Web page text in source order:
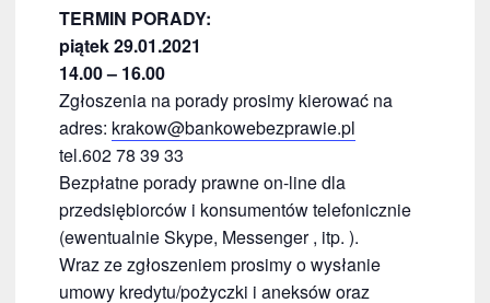
TERMIN PORADY:
piątek 29.01.2021
14.00 – 16.00
Zgłoszenia na porady prosimy kierować na
adres: krakow@bankowebezprawie.pl
tel.602 78 39 33
Bezpłatne porady prawne on-line dla
przedsiębiorców i konsumentów telefonicznie
(ewentualnie Skype, Messenger , itp. ).
Wraz ze zgłoszeniem prosimy o wysłanie
umowy kredytu/pożyczki i aneksów oraz